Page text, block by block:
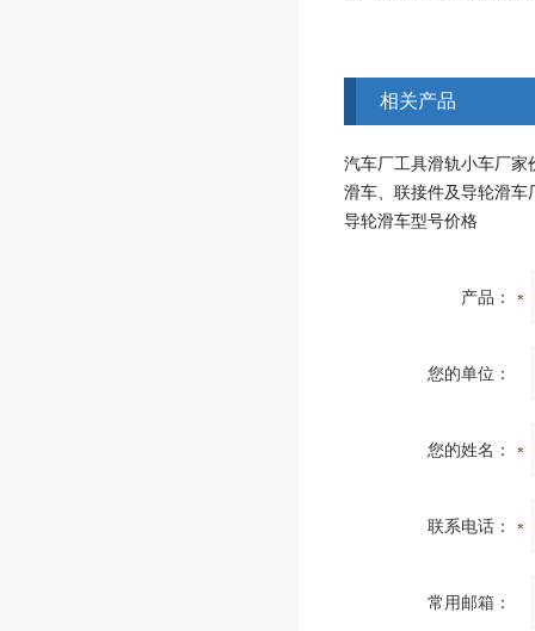
相关产品
汽车厂工具滑轨小车厂家
滑车、联接件及导轮滑车
导轮滑车型号价格
产品：
您的单位：
您的姓名：
联系电话：
常用邮箱：